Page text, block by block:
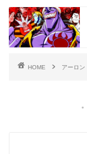
HOME アーロン